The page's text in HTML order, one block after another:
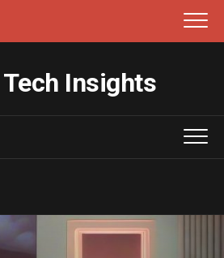
Insights